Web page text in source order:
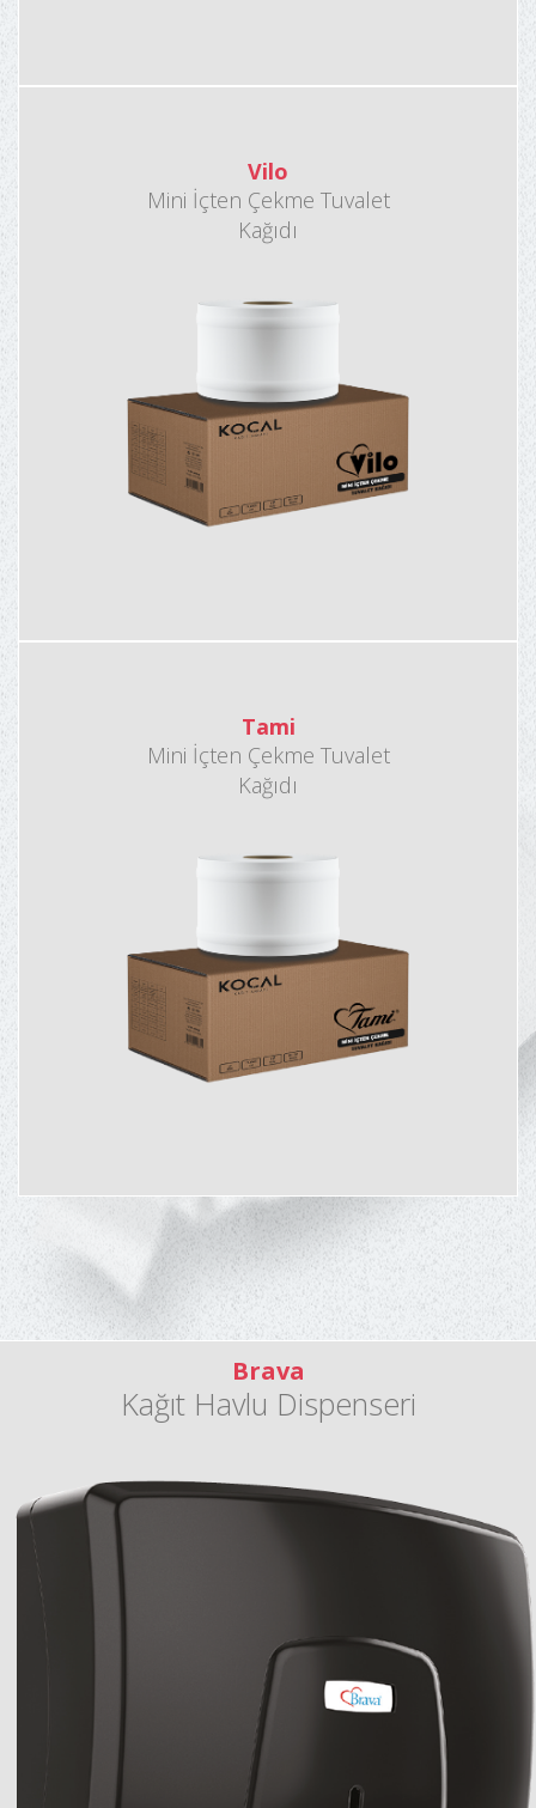
Vilo
Mini İçten Çekme Tuvalet
Kağıdı
Tami
Mini İçten Çekme Tuvalet
Kağıdı
Brava
Kağıt Havlu Dispenseri